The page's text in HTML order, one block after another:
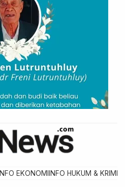
INFO EKONOMI INFO HUKUM &